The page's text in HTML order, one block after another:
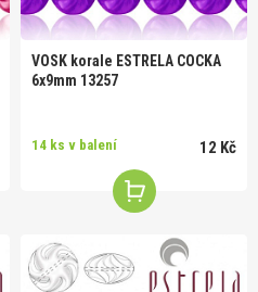
VOSK korale ESTRELA COCKA
6x9mm 13257
14 ks v balení 12 Kč